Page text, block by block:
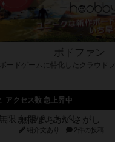
ボドファン
ボードゲームに特化したクラウド
アクセス数 急上昇中
無限まちがいさがし
紹介文あり 2件の投稿